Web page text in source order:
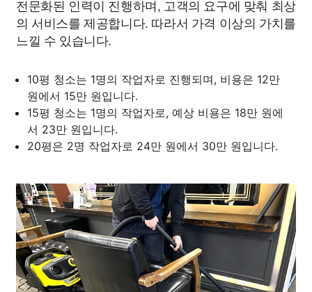
전문화된 인력이 진행하며, 고객의 요구에 맞춰 최상
의 서비스를 제공합니다. 따라서 가격 이상의 가치를
느낄 수 있습니다.
10평 청소는 1명의 작업자로 진행되며, 비용은 12만
원에서 15만 원입니다.
15평 청소는 1명의 작업자로, 예상 비용은 18만 원에
서 23만 원입니다.
20평은 2명 작업자로 24만 원에서 30만 원입니다.